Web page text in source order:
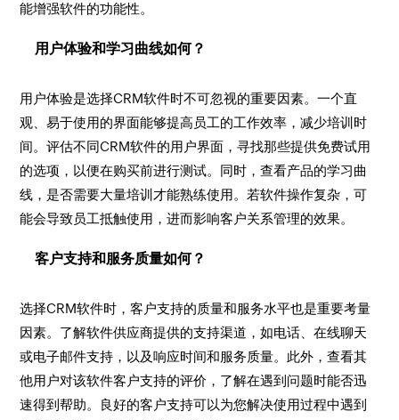
能增强软件的功能性。
用户体验和学习曲线如何？
用户体验是选择CRM软件时不可忽视的重要因素。一个直
观、易于使用的界面能够提高员工的工作效率，减少培训时
间。评估不同CRM软件的用户界面，寻找那些提供免费试用
的选项，以便在购买前进行测试。同时，查看产品的学习曲
线，是否需要大量培训才能熟练使用。若软件操作复杂，可
能会导致员工抵触使用，进而影响客户关系管理的效果。
客户支持和服务质量如何？
选择CRM软件时，客户支持的质量和服务水平也是重要考量
因素。了解软件供应商提供的支持渠道，如电话、在线聊天
或电子邮件支持，以及响应时间和服务质量。此外，查看其
他用户对该软件客户支持的评价，了解在遇到问题时能否迅
速得到帮助。良好的客户支持可以为您解决使用过程中遇到